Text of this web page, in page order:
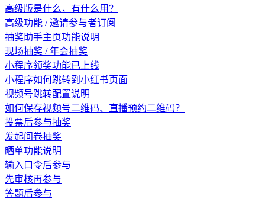
高级版是什么，有什么用？
高级功能 / 邀请参与者订阅
抽奖助手主页功能说明
现场抽奖 / 年会抽奖
小程序领奖功能已上线
小程序如何跳转到小红书页面
视频号跳转配置说明
如何保存视频号二维码、直播预约二维码？
投票后参与抽奖
发起问卷抽奖
晒单功能说明
输入口令后参与
先审核再参与
答题后参与